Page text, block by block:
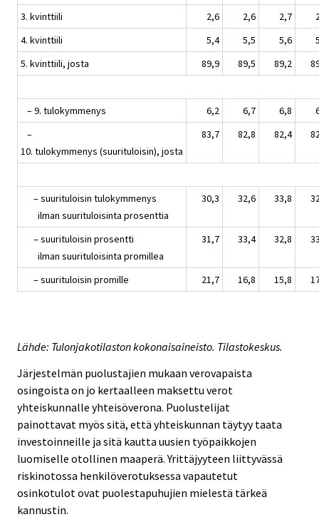
3. kvinttiili
2,6 2,6 2,7
4. kvinttiili
5,4 5,5 5,6
5. kvinttiili, josta
89,9 89,5 89,2
– 9. tulokymmenys 6,2 6,7 6,8
–
10. tulokymmenys (suurituloisin), josta
83,7 82,8 82,4
– suurituloisin tulokymmenys
ilman suurituloisinta prosenttia
30,3 32,6 33,8
– suurituloisin prosentti
ilman suurituloisinta promillea
31,7 33,4 32,8
– suurituloisin promille 21,7 16,8 15,8
Lähde: Tulonjakotilaston kokonaisaineisto. Tilastokeskus.
Järjestelmän puolustajien mukaan verovapaista
osingoista on jo kertaalleen maksettu verot
yhteiskunnalle yhteisöverona. Puolustelijat
painottavat myös sitä, että yhteiskunnan täytyy taata
investoinneille ja sitä kautta uusien työpaikkojen
luomiselle otollinen maaperä. Yrittäjyyteen liittyvässä
riskinotossa henkilöverotuksessa vapautetut
osinkotulot ovat puolestapuhujien mielestä tärkeä
kannustin.